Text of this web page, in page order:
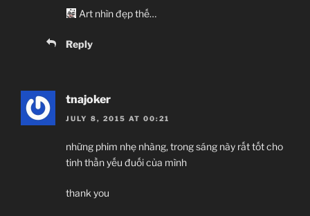
Art nhìn đẹp thế…
Reply
tnajoker
JULY 8, 2015 AT 00:21
những phim nhẹ nhàng, trong sáng này rất tốt cho
tinh thần yếu đuối của mình
thank you